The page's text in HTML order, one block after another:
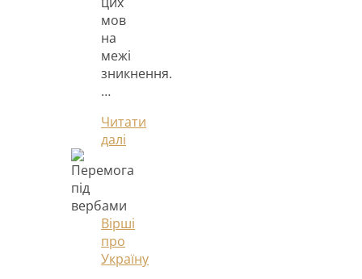
мов
на
межі
зникнення.
…
Читати
далі
Вірші
про
Україну